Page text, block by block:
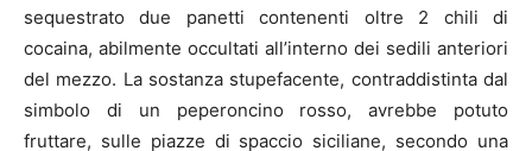
sequestrato due panetti contenenti oltre 2 chili di
cocaina, abilmente occultati all’interno dei sedili anteriori
del mezzo. La sostanza stupefacente, contraddistinta dal
simbolo di un peperoncino rosso, avrebbe potuto
fruttare, sulle piazze di spaccio siciliane, secondo una